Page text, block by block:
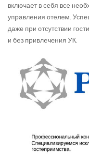
включает в себя все
управления отелем.
даже при отсутствии
и без привлечения УК.